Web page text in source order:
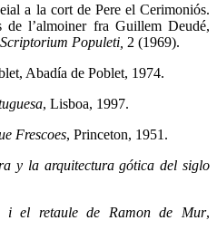
a la cort de Pere el Cerimoniós.
l’almoiner fra Guillem Deudé,
Scriptorium Populeti, 2 (1969).
Abadía de Poblet, 1974.
, Lisboa, 1997.
Frescoes, Princeton, 1951.
y la arquitectura gótica del siglo
i el retaule de Ramon de Mur,